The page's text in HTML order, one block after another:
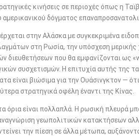
κινήσεις σε περιοχές όπως η
αμερικανικού δόγματος
στην Αλάσκα με συγκεκριμένα
στη Ρωσία, την υπόσχεση
διευθετήσεων που θα εμφανίζονται ως
συσχετισμών. Η επιτυχία αυτής της
είναι βιώσιμα για την Ουάσινγκτον —
στρατηγικά οφέλη έναντι της Κίνας.
όρια είναι πολλαπλά. Η ρωσική πλευρά
γεωπολιτικών κατακτήσεων
την πίεση σε άλλα μέτωπα,